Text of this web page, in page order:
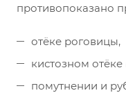
противопоказано
отёке роговицы,
кистозном
помутнении и